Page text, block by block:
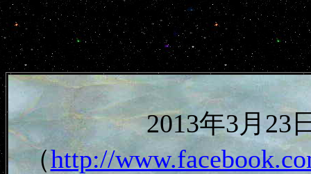
2013年3月23
（http://